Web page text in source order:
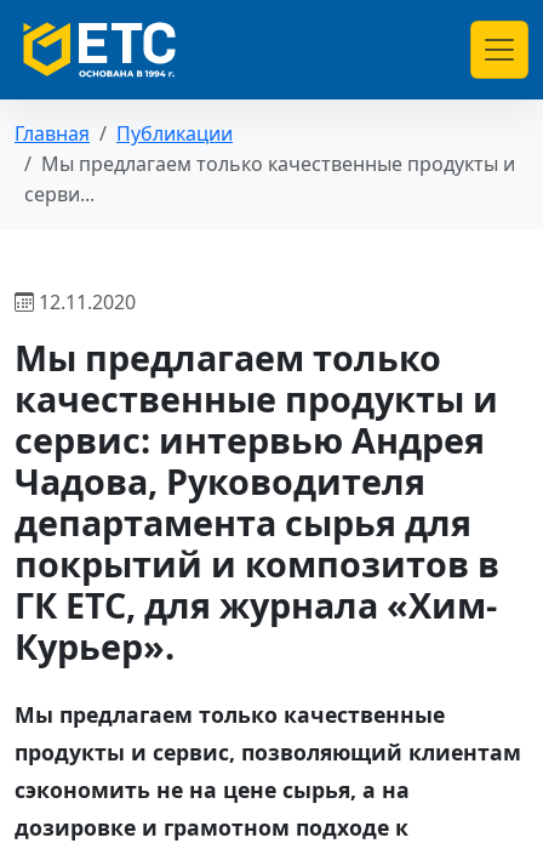
Главная
Публикации
Мы предлагаем только качественные продукты и
серви...
12.11.2020
Мы предлагаем только
качественные продукты и
сервис: интервью Андрея
Чадова, Руководителя
департамента сырья для
покрытий и композитов в
ГК ЕТС, для журнала «Хим-
Курьер».
Мы предлагаем только качественные
продукты и сервис, позволяющий клиентам
сэкономить не на цене сырья, а на
дозировке и грамотном подходе к